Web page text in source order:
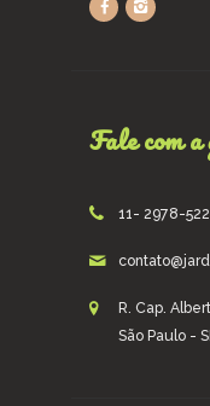
Fale com a
11- 2978-
R. Cap.
São Paulo -